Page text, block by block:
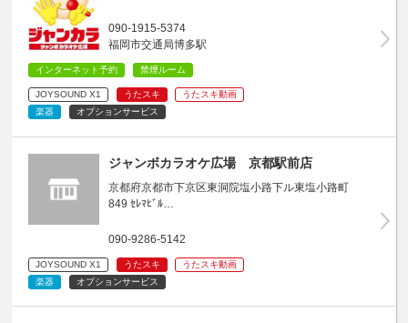
090-1915-5374
福岡市交通局博多駅
インターネット予約 禁煙ルーム
JOYSOUND X1 うたスキ
うたスキ動画
楽器
オプションサービス
ジャンボカラオケ広場 京都駅前店
京都府京都市下京区東洞院塩小路下ル東塩小路町
849 ｾﾚﾏﾋﾞﾙ…
090-9286-5142
JOYSOUND X1 うたスキ
うたスキ動画
楽器
オプションサービス